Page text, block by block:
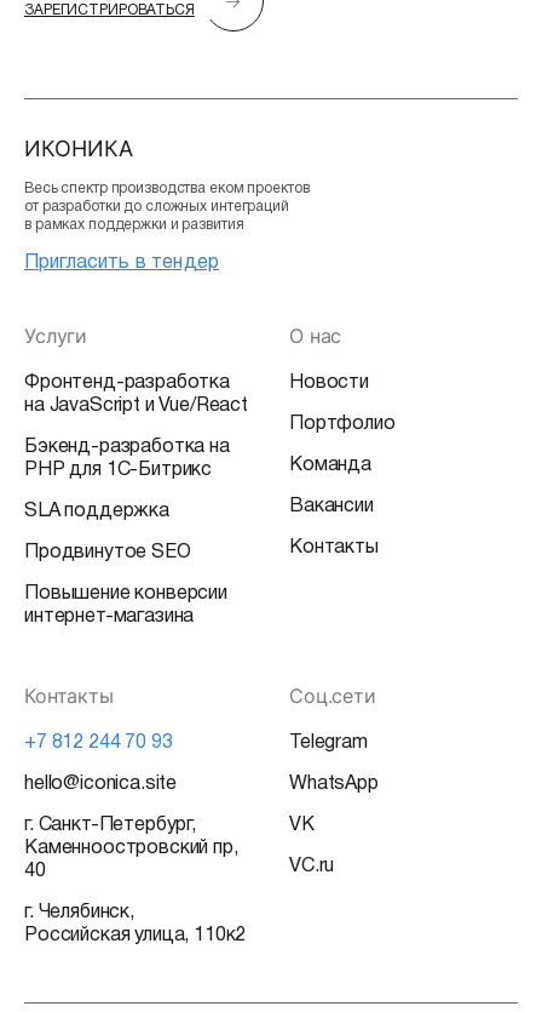
ЗАРЕГИСТРИРОВАТЬСЯ
ИКОНИКА
Весь спектр производства еком проектов
от разработки до сложных интеграций
в рамках поддержки и развития
Пригласить в тендер
Услуги
Фронтенд-разработка
на JavaScript и Vue/React
Бэкенд-разработка на
PHP для 1С-Битрикс
SLA поддержка
Продвинутое SEO
Повышение конверсии
интернет-магазина
О нас
Новости
Портфолио
Команда
Вакансии
Контакты
Соц.сети
Telegram
WhatsApp
VK
VC.ru
Контакты
+7 812 244 70 93
hello@iconica.site
г. Санкт-Петербург,
Каменноостровский пр,
40
г. Челябинск,
Российская улица, 110к2